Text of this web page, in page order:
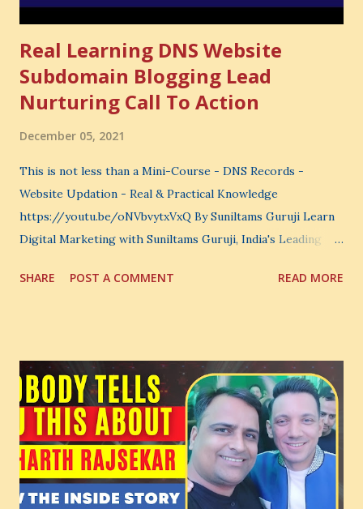
Real Learning DNS Website
Subdomain Blogging Lead
Nurturing Call To Action
December 05, 2021
This is not less than a Mini-Course - DNS Records -
Website Updation - Real & Practical Knowledge
https://youtu.be/oNVbvytxVxQ By Suniltams Guruji Learn
Digital Marketing with Suniltams Guruji, India's Leading
Courses: https://store.suniltams.com/ There are 20
SHARE POST A COMMENT READ MORE